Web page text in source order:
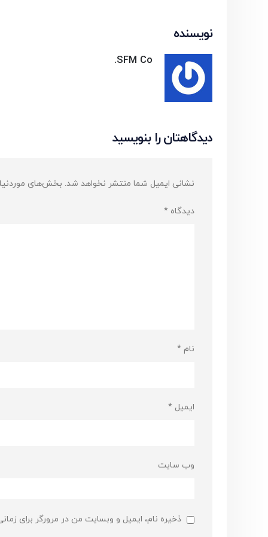
نویسنده
SFM Co.
دیدگاهتان را بنویسید
نشانی ایمیل شما منتشر نخواهد شد. بخش‌های
دیدگاه *
نام *
ایمیل *
وب‌ سایت
ذخیره نام، ایمیل و وبسایت من در مرورگر برای